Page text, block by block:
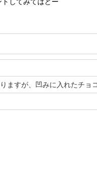
すが、凹みに入れたチョ